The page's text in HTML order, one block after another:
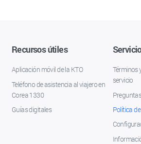
Recursos útiles
Aplicación móvil de la KTO
Teléfono de asistencia al viajero en
Corea 1330
Guías digitales
Términos
servicio
Política